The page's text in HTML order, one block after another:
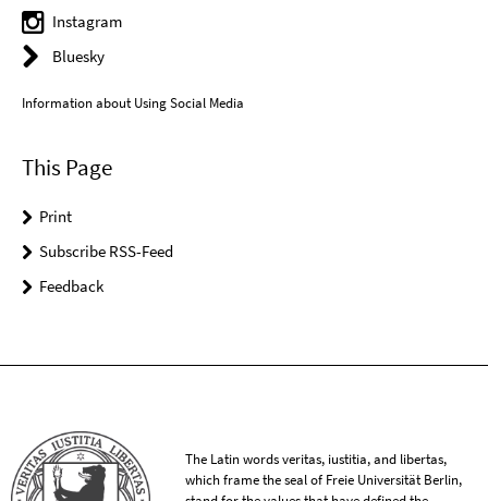
Instagram
Bluesky
Information about Using Social Media
This Page
Print
Subscribe RSS-Feed
Feedback
The Latin words veritas, iustitia, and libertas,
which frame the seal of Freie Universität Berlin,